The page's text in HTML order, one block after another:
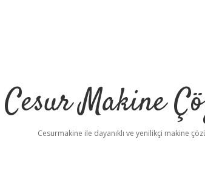
Cesur Makine
Cesurmakine ile dayanıklı ve yenilikçi makine